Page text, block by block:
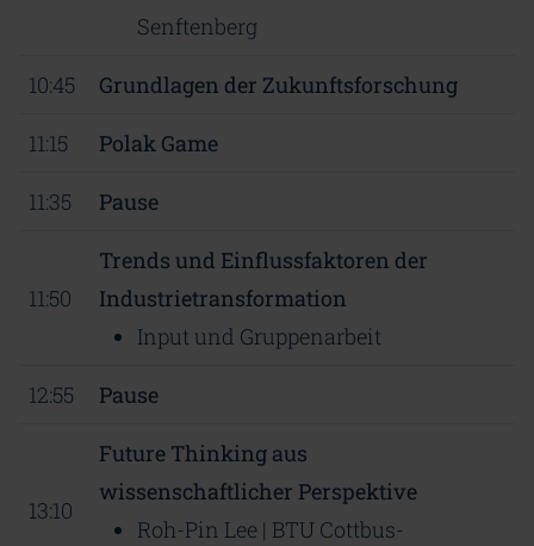
Senftenberg
10:45 Grundlagen der Zukunftsforschung
11:15 Polak Game
11:35 Pause
11:50
Trends und Einflussfaktoren der
Industrietransformation
Input und Gruppenarbeit
12:55 Pause
13:10
Future Thinking aus
wissenschaftlicher Perspektive
Roh-Pin Lee | BTU Cottbus-